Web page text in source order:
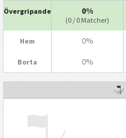
Övergripande 0%
(0 / 0 Matcher)
Hem 0%
Borta 0%